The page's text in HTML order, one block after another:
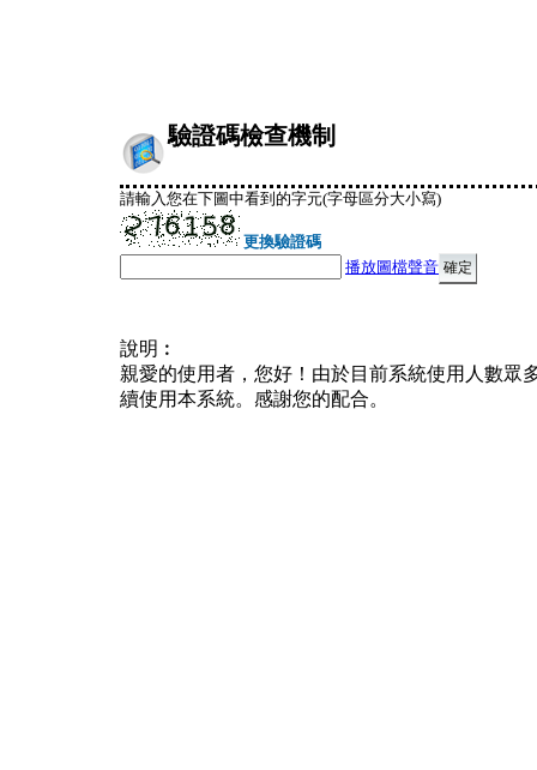
驗證碼檢查機制
請輸入您在下圖中看到的字元(字母區分大小寫)
更換驗證碼
播放圖檔聲音
說明︰
親愛的使用者，您好！由於目前系統使用人數眾
續使用本系統。感謝您的配合。